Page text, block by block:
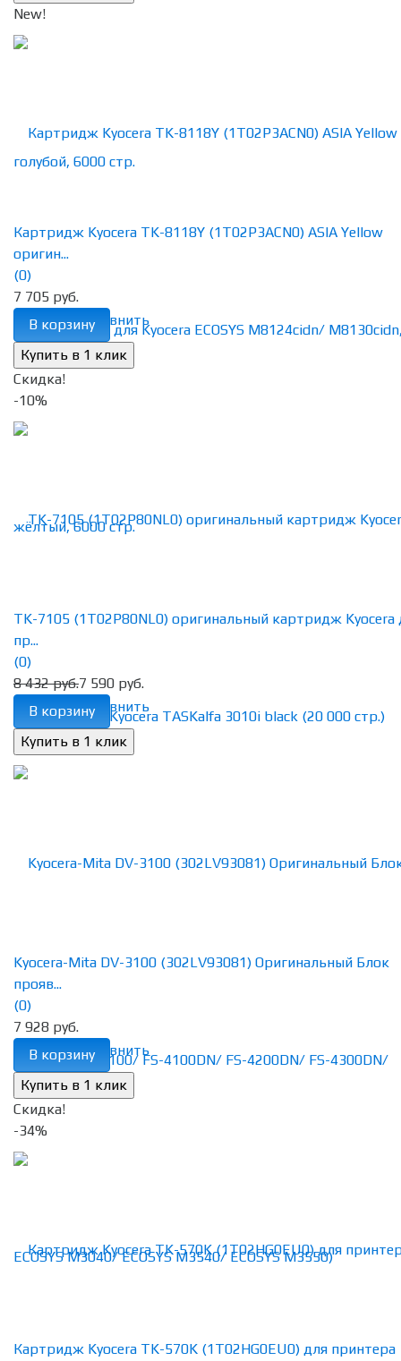
New!
избранное сравнить
Картридж Kyocera TK-8118Y (1T02P3ACN0) ASIA Yellow
оригин...
(0)
7 705 руб.
В корзину
Скидка!
-10%
избранное сравнить
TK-7105 (1T02P80NL0) оригинальный картридж Kyocera
пр...
(0)
8 432 руб.7 590 руб.
В корзину
избранное сравнить
Kyocera-Mita DV-3100 (302LV93081) Оригинальный Блок
прояв...
(0)
7 928 руб.
В корзину
Скидка!
-34%
Картридж Kyocera TK-570K (1T02HG0EU0) для принтера